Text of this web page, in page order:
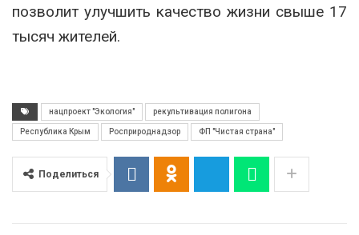
позволит улучшить качество жизни свыше 17
тысяч жителей.
нацпроект "Экология" рекультивация полигона
Республика Крым Росприроднадзор ФП "Чистая страна"
Поделиться